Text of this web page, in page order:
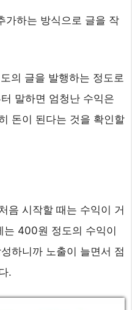
가하는 방식으로 글을 작
의 글을 발행하는 정도로
말하면 엄청난 수익은
돈이 된다는 것을 확인할
음 시작할 때는 수익이 거
는 400원 정도의 수익이
하니까 노출이 늘면서 점
.